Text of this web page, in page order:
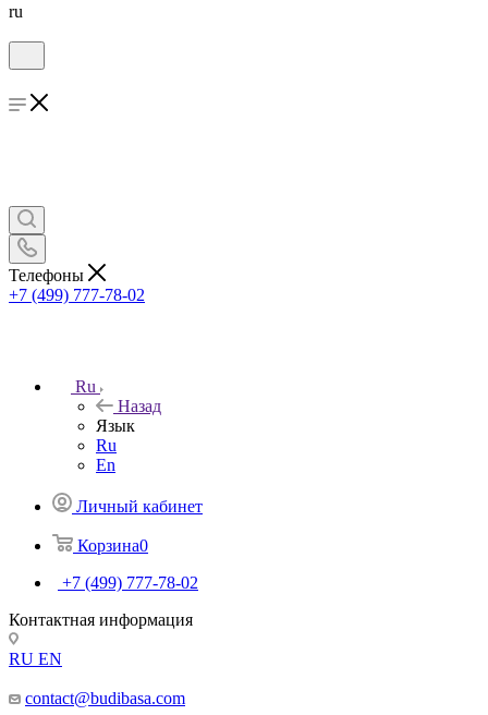
ru
Телефоны
+7 (499) 777-78-02
Ru
Назад
Язык
Ru
En
Личный кабинет
Корзина0
+7 (499) 777-78-02
Контактная информация
RU EN
contact@budibasa.com